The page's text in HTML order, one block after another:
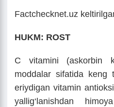
Factchecknet.uz
HUKM: ROST
C vitamini (askorbin
moddalar sifatida keng
eriydigan vitamin
yallig‘lanishdan